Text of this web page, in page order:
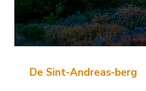
De Sint-Andreas-berg